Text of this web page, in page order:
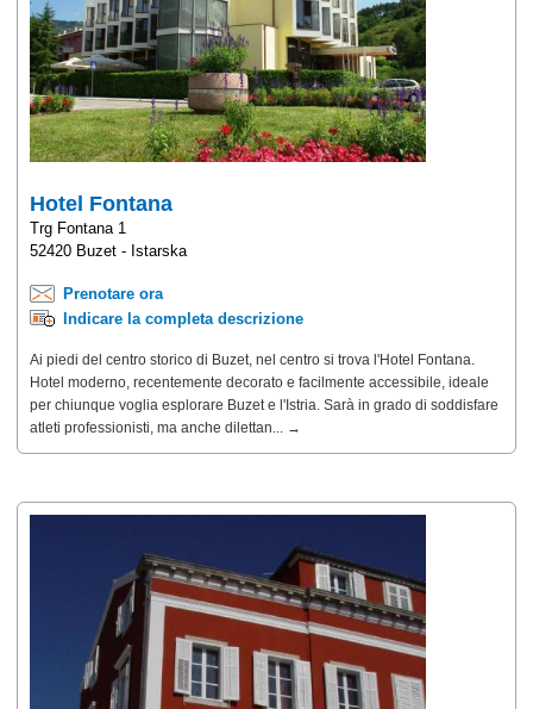
Hotel Fontana
Trg Fontana 1
52420 Buzet - Istarska
Prenotare ora
Indicare la completa descrizione
Ai piedi del centro storico di Buzet, nel centro si trova l'Hotel Fontana.
Hotel moderno, recentemente decorato e facilmente accessibile, ideale
per chiunque voglia esplorare Buzet e l'Istria. Sarà in grado di soddisfare
atleti professionisti, ma anche dilettan... →